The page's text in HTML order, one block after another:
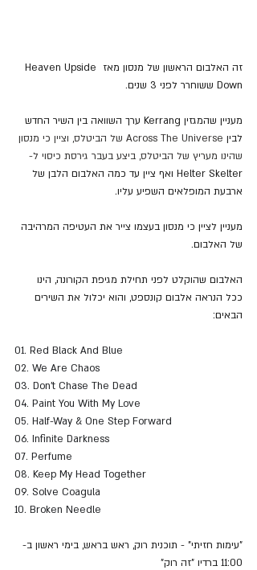
זה האלבום הראשון של מנסון מאז Heaven Upside
Down ששוחרר לפני 3 שנים.
מעניין שהמגזין Kerrang ערך השוואה בין השיר החדש
לבין
Across The Universe של הביטלס, וציין כי מנסון
שהינו מעריץ של הביטלס, ביצע בעבר גירסת כיסוי ל-
Helter Skelter ואף ציין עד כמה האלבום הלבן של
ארבעת המופלאים השפיע עליו.
מעניין לציין כי מנסון בעצמו צייר את העטיפה המרהיבה
של האלבום.
האלבום שהוקלט לפני תחילת מגיפת הקורונה, הינו
ככל הנראה אלבום קונספט, והוא יכלול את השירים
הבאים:
01. Red Black And Blue
02. We Are Chaos
03. Don't Chase The Dead
04. Paint You With My Love
05. Half-Way & One Step Forward
06. Infinite Darkness
07. Perfume
08. Keep My Head Together
09. Solve Coagula
10. Broken Needle
"עימות חזיתי" - תוכנית רוק, ראש בראש, בימי ראשון ב-
11:00 ברדיו "זה רוק"